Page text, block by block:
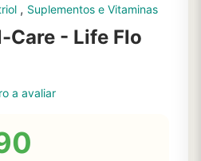
, Suplementos e Vitaminas
Care - Life Flo
a avaliar